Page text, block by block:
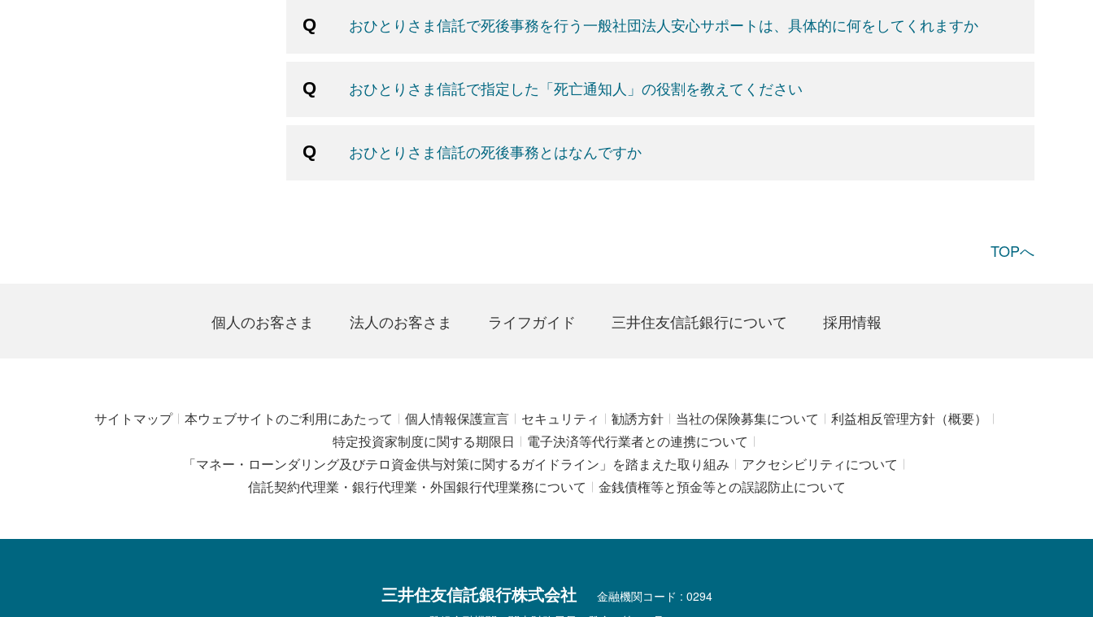
おひとりさま信託で死後事務を行う一般社団法人安心サポートは、具体的に何をしてくれますか
おひとりさま信託で指定した「死亡通知人」の役割を教えてください
おひとりさま信託の死後事務とはなんですか
TOPへ
個人のお客さま 法人のお客さま ライフガイド 三井住友信託銀行について 採用情報
サイトマップ 本ウェブサイトのご利用にあたって 個人情報保護宣言 セキュリティ 勧誘方針 当社の保険募集について
利益相反管理方針（概要）
特定投資家制度に関する期限日
電子決済等代行業者との連携について
「マネー・ローンダリング及びテロ資金供与対策に関するガイドライン」を踏まえた取り組み
アクセシビリティについて
信託契約代理業・銀行代理業・外国銀行代理業務について
金銭債権等と預金等との誤認防止について
三井住友信託銀行株式会社
金融機関コード : 0294